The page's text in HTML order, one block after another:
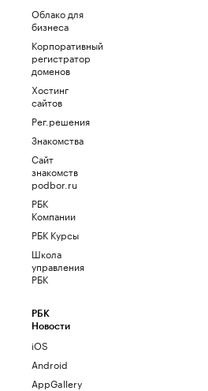
Облако для
бизнеса
Корпоративный
регистратор
доменов
Хостинг
сайтов
Рег.решения
Знакомства
Сайт
знакомств
podbor.ru
РБК
Компании
РБК Курсы
Школа
управления
РБК
РБК
Новости
iOS
Android
AppGallery